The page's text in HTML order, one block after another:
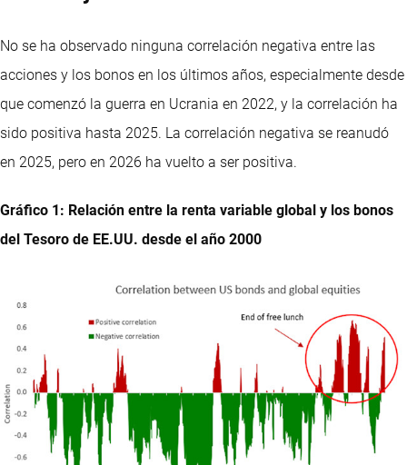
No se ha observado ninguna correlación negativa entre las
acciones y los bonos en los últimos años, especialmente desde
que comenzó la guerra en Ucrania en 2022, y la correlación ha
sido positiva hasta 2025. La correlación negativa se reanudó
en 2025, pero en 2026 ha vuelto a ser positiva.
Gráfico 1: Relación entre la renta variable global y los bonos
del Tesoro de EE.UU. desde el año 2000